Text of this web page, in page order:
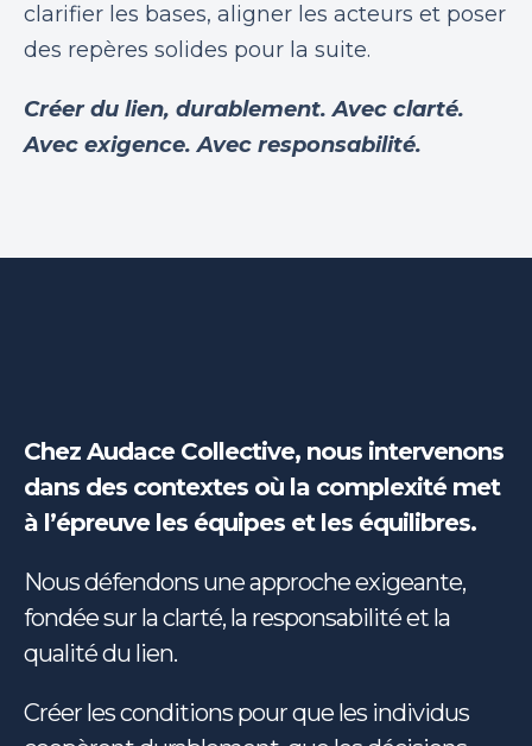
clarifier les bases, aligner les acteurs et poser
des repères solides pour la suite.
Créer du lien, durablement. Avec clarté.
Avec exigence. Avec responsabilité.
Chez Audace Collective, nous intervenons
dans des contextes où la complexité met
à l’épreuve les équipes et les équilibres.
Nous défendons une approche exigeante,
fondée sur la clarté, la responsabilité et la
qualité du lien.
Créer les conditions pour que les individus